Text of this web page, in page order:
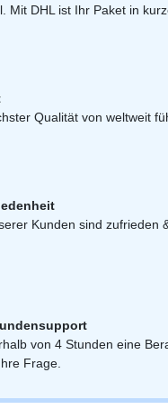
Mit DHL ist Ihr Paket in
Qualität von weltweit
Kunden sind zufrieden
von 4 Stunden eine
Frage.